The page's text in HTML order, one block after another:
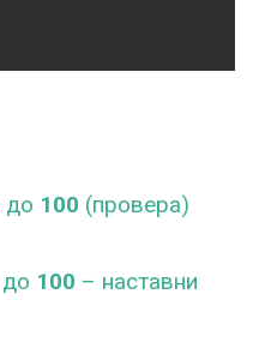
до 100 (провера)
до 100 – наставни